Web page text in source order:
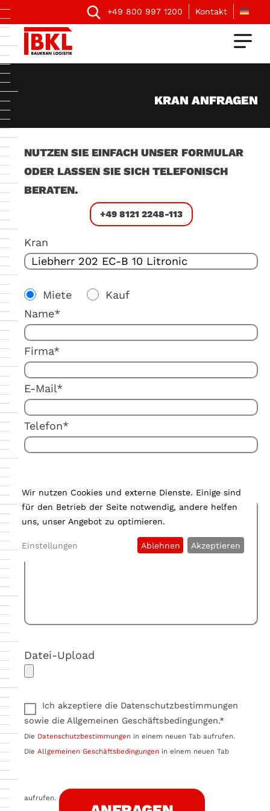
+49 800 997 1200 Kontakt
KRAN ANFRAGEN
NUTZEN SIE EINFACH UNSER FORMULAR
ODER LASSEN SIE SICH TELEFONISCH
BERATEN.
+49 8121 2248-113
Kran
Miete
Kauf
Name*
Firma*
E-Mail*
Telefon*
Ihre Anmerkung:
Datei-Upload
Ich akzeptiere die Datenschutzbestimmungen
sowie die Allgemeinen Geschäftsbedingungen.*
Die Datenschutzbestimmungen in einem neuen Tab aufrufen.
Die Allgemeinen Geschäftsbedingungen in einem neuen Tab
aufrufen.
Wir nutzen Cookies und externe Dienste. Einige sind
für den Betrieb der Seite notwendig, andere helfen
uns, unser Angebot zu optimieren.
Einstellungen Ablehnen Akzeptieren